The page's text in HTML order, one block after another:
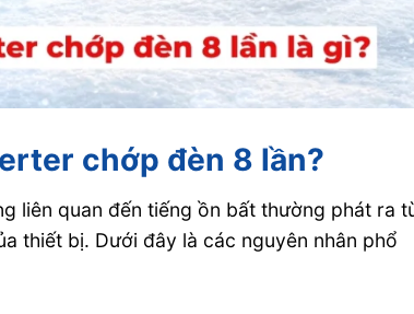
chớp đèn 8 lần?
liên quan đến tiếng ồn bất thường phát ra
thiết bị. Dưới đây là các nguyên nhân phổ